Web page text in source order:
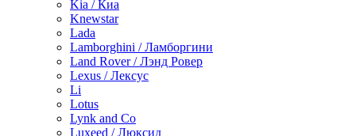
Kia / Киа
Knewstar
Lada
Lamborghini / Ламборгини
Land Rover / Лэнд Ровер
Lexus / Лексус
Li
Lotus
Lynk and Co
Luxeed / Люксид